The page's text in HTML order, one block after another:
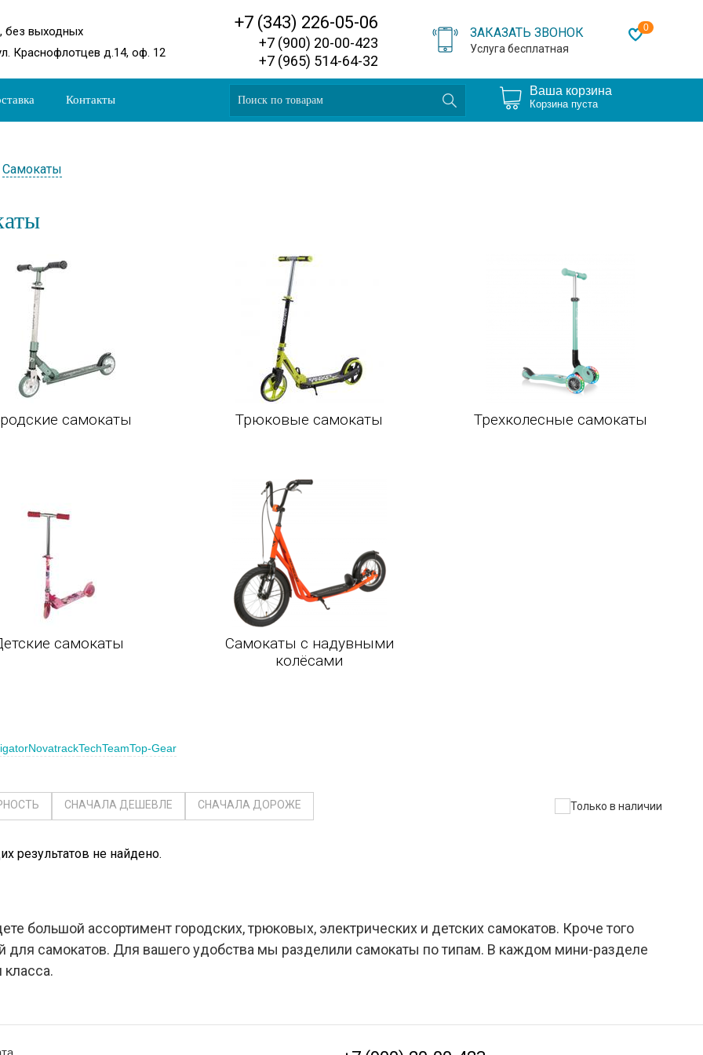
без выходных
Краснофлотцев д.14, оф. 12
+7 (343) 226-05-06
+7 (900) 20-00-423
+7 (965) 514-64-32
ЗАКАЗАТЬ ЗВОНОК
Услуга бесплатная
0
Контакты
Ваша корзина
Корзина пуста
Самокаты
самокаты Трюковые самокаты Трехколесные самокаты
самокаты
Самокаты с надувными
колёсами
NovatrackTechTeamTop-Gear
СНАЧАЛА ДЕШЕВЛЕ СНАЧАЛА ДОРОЖЕ Только в наличии
результатов не найдено.
большой ассортимент городских, трюковых, электрических и детских самокатов. Кроче того
для самокатов. Для вашего удобства мы разделили самокаты по типам. В каждом мини-разделе